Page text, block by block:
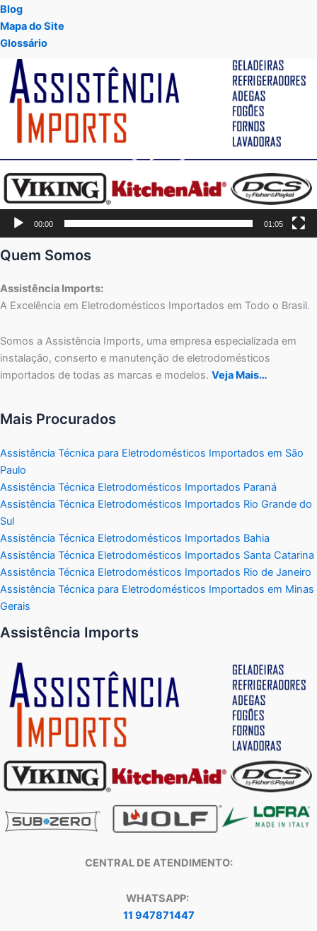
Blog
Mapa do Site
Glossário
Tocador
vídeo
00:00 01:05
Quem Somos
Assistência Imports:
A Excelência em Eletrodomésticos Importados em Todo o Brasil.
Somos a Assistência Imports, uma empresa especializada em
instalação, conserto e manutenção de eletrodomésticos
importados de todas as marcas e modelos. Veja Mais…
Mais Procurados
Assistência Técnica para Eletrodomésticos Importados em São
Paulo
Assistência Técnica Eletrodomésticos Importados Paraná
Assistência Técnica Eletrodomésticos Importados Rio Grande do
Sul
Assistência Técnica Eletrodomésticos Importados Bahia
Assistência Técnica Eletrodomésticos Importados Santa Catarina
Assistência Técnica Eletrodomésticos Importados Rio de Janeiro
Assistência Técnica para Eletrodomésticos Importados em Minas
Gerais
Assistência Imports
CENTRAL DE ATENDIMENTO:
WHATSAPP:
11 947871447